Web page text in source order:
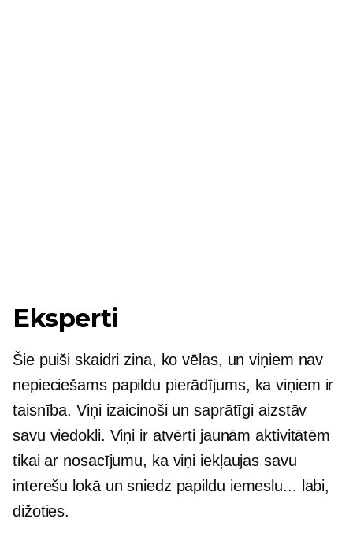
Eksperti
Šie puiši skaidri zina, ko vēlas, un viņiem nav
nepieciešams papildu pierādījums, ka viņiem ir
taisnība. Viņi izaicinoši un saprātīgi aizstāv
savu viedokli. Viņi ir atvērti jaunām aktivitātēm
tikai ar nosacījumu, ka viņi iekļaujas savu
interešu lokā un sniedz papildu iemeslu... labi,
dižoties.